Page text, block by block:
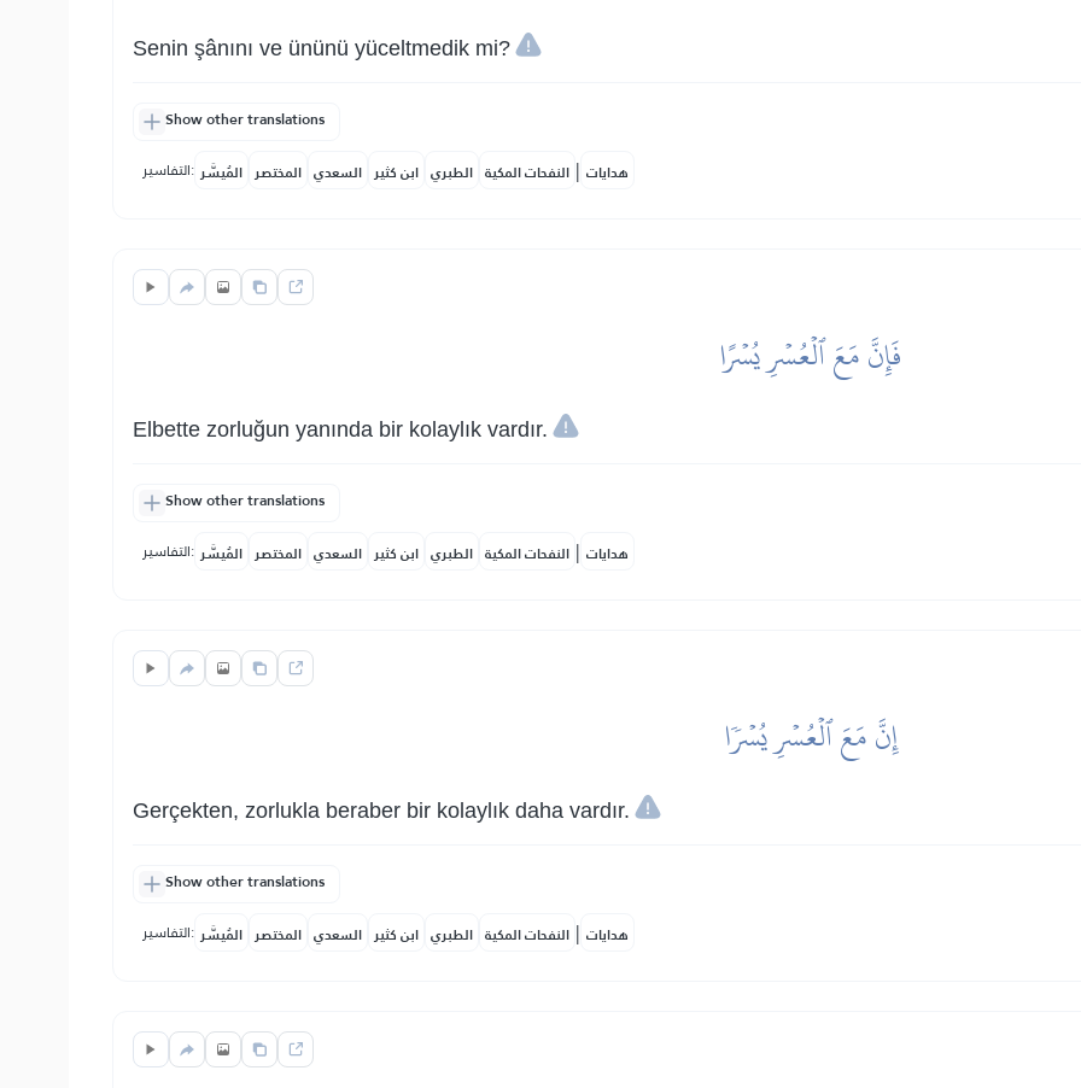
Senin şânını ve ününü yüceltmedik mi?
Show other translations
التفاسير: المُيسَّر المختصر السعدي ابن كثير الطبري النفحات المكية | هدايات
فَإِنَّ مَعَ ٱلۡعُسۡرِ يُسۡرًا
Elbette zorluğun yanında bir kolaylık vardır.
Show other translations
التفاسير: المُيسَّر المختصر السعدي ابن كثير الطبري النفحات المكية | هدايات
إِنَّ مَعَ ٱلۡعُسۡرِ يُسۡرٗا
Gerçekten, zorlukla beraber bir kolaylık daha vardır.
Show other translations
التفاسير: المُيسَّر المختصر السعدي ابن كثير الطبري النفحات المكية | هدايات